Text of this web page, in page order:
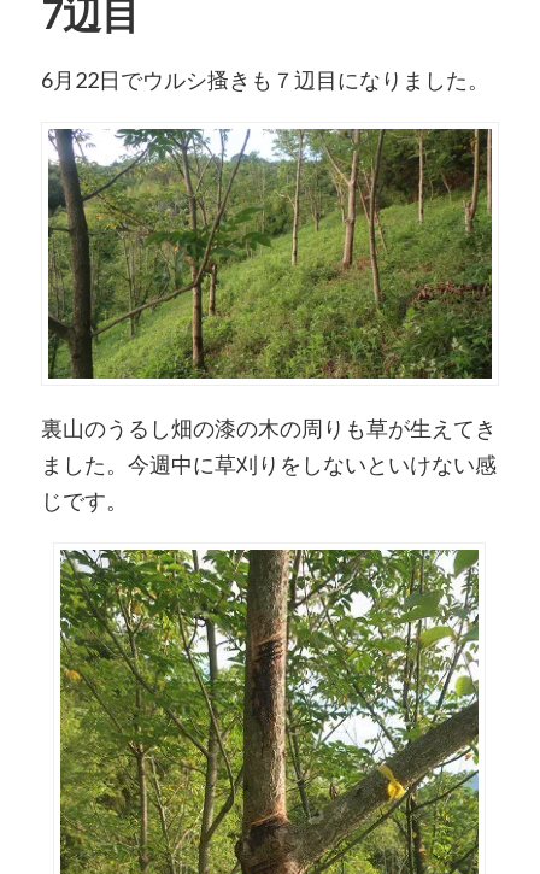
7辺目
6月22日でウルシ搔きも７辺目になりました。
裏山のうるし畑の漆の木の周りも草が生えてき
ました。今週中に草刈りをしないといけない感
じです。